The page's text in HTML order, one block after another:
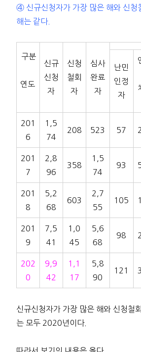
④ 신규신청자가 가장 많은 해와 신청
해는 같다.
구분
연도
신규
신청
자
신청
철회
자
심사
완료
자
난민
인정
자
201
6
1,5
74
208 523 57
201
7
2,8
96
358
1,5
74
93
201
8
5,2
68
603
2,7
55
105
201
9
7,5
41
1,0
45
5,6
68
98
202
0
9,9
42
1,1
17
5,8
90
121
신규신청자가 가장 많은 해와 신청철
는 모두 2020년이다.
따라서 보기의 내용은 옳다.